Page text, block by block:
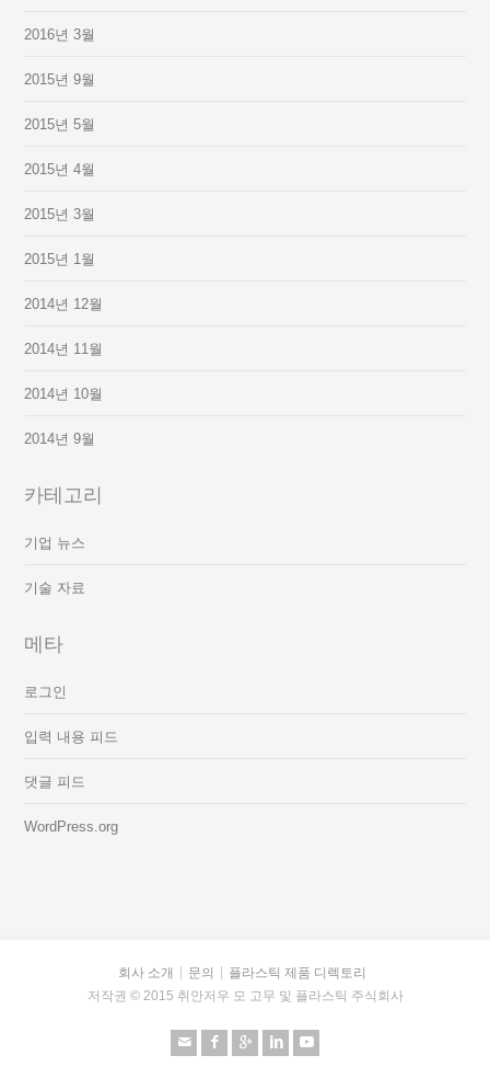
2016년 3월
2015년 9월
2015년 5월
2015년 4월
2015년 3월
2015년 1월
2014년 12월
2014년 11월
2014년 10월
2014년 9월
카테고리
기업 뉴스
기술 자료
메타
로그인
입력 내용 피드
댓글 피드
WordPress.org
회사 소개 문의
플라스틱 제품 디렉토리
저작권 © 2015 취안저우 모 고무 및 플라스틱 주식회사